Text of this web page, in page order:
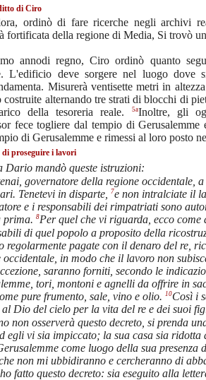
di Ciro
ordinò di fare ricerche negli archivi
fortificata della regione di Media, Si trovò
annodi regno, Ciro ordinò quanto
L'edificio deve sorgere nel luogo
Misurerà ventisette metri in
costruite alternando tre strati di blocchi di
della tesoreria reale.
5aInoltre, gli
fece togliere dal tempio di Gerusalemme
di Gerusalemme e rimessi al loro posto
proseguire i lavori
Dario mandò queste istruzioni:
governatore della regione occidentale,
Tenetevi in disparte,
7e non intralciate il
e i responsabili dei rimpatriati sono
prima. 8Per quel che vi riguarda, ecco
di quel popolo a proposito della
regolarmente pagate con il denaro del re,
occidentale, in modo che il lavoro non
saranno forniti, secondo le
tori, montoni e agnelli da offrire in
pure frumento, sale, vino e olio. 10Così i
Dio del cielo per la vita del re e dei suoi
non osserverà questo decreto, si prenda
egli vi sia impiccato; la sua casa sia ridotta
come luogo della sua presenza
non mi ubbidiranno e cercheranno di
fatto questo decreto: sia eseguito alla